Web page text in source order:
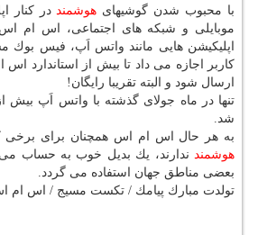
با محبوب شدن گوشیهای هوشمند در كنار
موبایلی و شبكه های اجتماعی، اس ام
اپلیكیشن هایی مانند واتس اَپ، فیس بوك
كاربر اجازه می داد تا بیش از استاندارد اس
ارسال شود و البته تقریبا رایگان!
شد.
به هر حال اس ام اس همچنان برای
هوشمند ندارند، یك بدیل خوب به حساب می
بعضی مناطق جهان استفاده می گردد.
تولدت مبارك پیامك / تكست مسیج / اس ام